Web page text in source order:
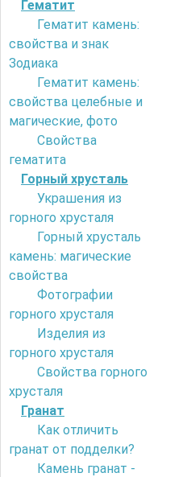
Гематит
Гематит камень:
свойства и знак
Зодиака
Гематит камень:
свойства целебные и
магические, фото
Свойства
гематита
Горный хрусталь
Украшения из
горного хрусталя
Горный хрусталь
камень: магические
свойства
Фотографии
горного хрусталя
Изделия из
горного хрусталя
Свойства горного
хрусталя
Гранат
Как отличить
гранат от подделки?
Камень гранат -